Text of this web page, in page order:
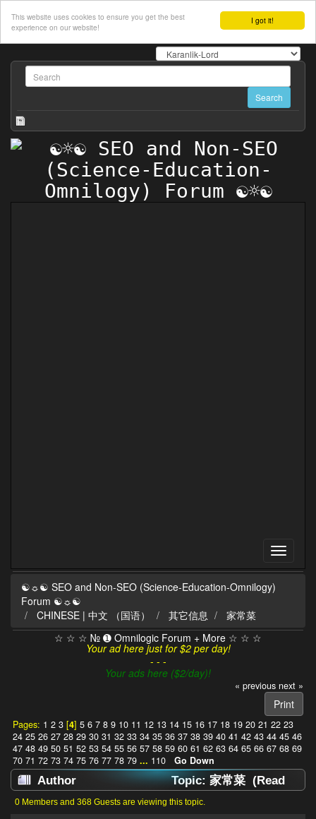
I got it!
This website uses cookies to ensure you get the best
experience on our website!
☯☼☯ SEO and Non-SEO (Science-Education-Omnilogy)
Forum ☯☼☯
CHINESE | 中文 （国语）
其它信息
家常菜
☆ ☆ ☆ № ➊ Omnilogic Forum + More ☆ ☆ ☆
Your ad here just for $2 per day!
- - -
Your ads here ($2/day)!
« previous next »
Print
Pages: 1 2 3[4] 5 6 7 8 9 10 11 12 13 14 15 16 17 18 19 20 21 22 23
24 25 26 27 28 29 30 31 32 33 34 35 36 37 38 39 40 41 42 43 44 45 46
47 48 49 50 51 52 53 54 55 56 57 58 59 60 61 62 63 64 65 66 67 68 69
70 71 72 73 74 75 76 77 78 79 ... 110 Go Down
Author
Topic: 家常菜 (Read
1386716 times)
0 Members and 368 Guests are viewing this topic.